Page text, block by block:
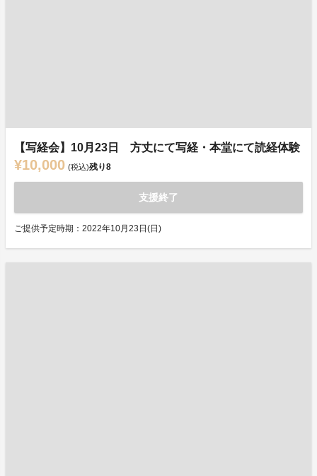
【写経会】10月23日 方丈にて写経・本堂にて読経体験
¥10,000 (税込)残り8
支援終了
ご提供予定時期：2022年10月23日(日)